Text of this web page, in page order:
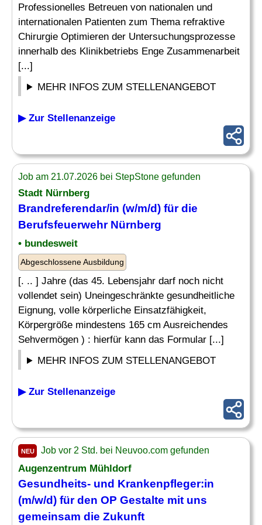
Professionelles Betreuen von nationalen und
internationalen Patienten zum Thema refraktive
Chirurgie Optimieren der Untersuchungsprozesse
innerhalb des Klinikbetriebs Enge Zusammenarbeit
[...]
MEHR INFOS ZUM STELLENANGEBOT
▶ Zur Stellenanzeige
Job am 21.07.2026 bei StepStone gefunden
Stadt Nürnberg
Brandreferendar/in (w/m/d) für die
Berufsfeuerwehr Nürnberg
• bundesweit
Abgeschlossene Ausbildung
[. .. ] Jahre (das 45. Lebensjahr darf noch nicht
vollendet sein) Uneingeschränkte gesundheitliche
Eignung, volle körperliche Einsatzfähigkeit,
Körpergröße mindestens 165 cm Ausreichendes
Sehvermögen ) : hierfür kann das Formular [...]
MEHR INFOS ZUM STELLENANGEBOT
▶ Zur Stellenanzeige
NEU Job vor 2 Std. bei Neuvoo.com gefunden
Augenzentrum Mühldorf
Gesundheits- und Krankenpfleger:in
(m/w/d) für den OP Gestalte mit uns
gemeinsam die Zukunft